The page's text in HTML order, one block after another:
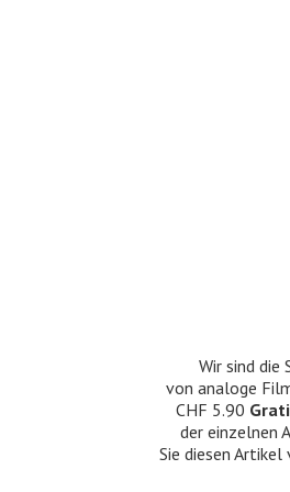
Wir sind
von analoge
CHF 5.90
der einzelnen
Sie diesen